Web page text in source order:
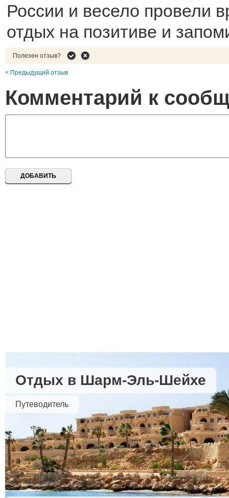
России и весело провели
отдых на позитиве и
Полезен отзыв?
< Предыдущий отзыв
Комментарий к
Отдых в Шарм-Эль-Шейхе
Путеводитель